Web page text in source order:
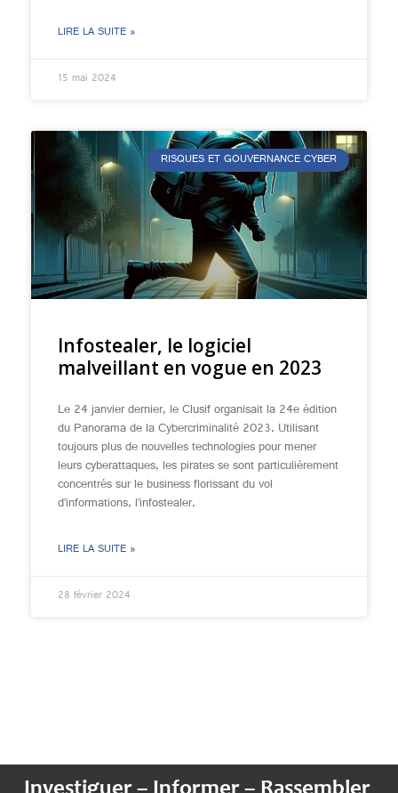
LIRE LA SUITE »
15 mai 2024
RISQUES ET GOUVERNANCE CYBER
Infostealer, le logiciel
malveillant en vogue en 2023
Le 24 janvier dernier, le Clusif organisait la 24e édition
du Panorama de la Cybercriminalité 2023. Utilisant
toujours plus de nouvelles technologies pour mener
leurs cyberattaques, les pirates se sont particulièrement
concentrés sur le business florissant du vol
d’informations, l’infostealer.
LIRE LA SUITE »
28 février 2024